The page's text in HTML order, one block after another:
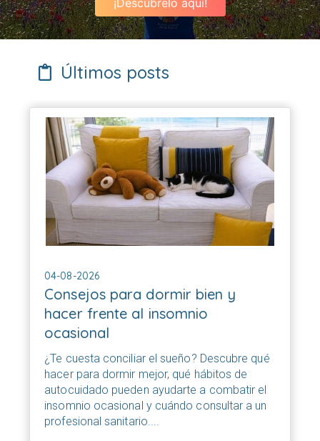
¡Descúbrelo aquí!
Últimos posts
04-08-2026
Consejos para dormir bien y
hacer frente al insomnio
ocasional
¿Te cuesta conciliar el sueño? Descubre qué
hacer para dormir mejor, qué hábitos de
autocuidado pueden ayudarte a combatir el
insomnio ocasional y cuándo consultar a un
profesional sanitario....